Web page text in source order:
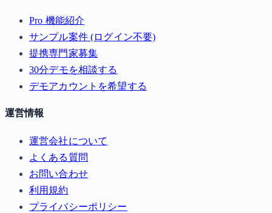
Pro 機能紹介
サンプル案件 (ログイン不要)
提携専門家募集
30分デモを相談する
デモアカウントを希望する
運営情報
運営会社について
よくある質問
お問い合わせ
利用規約
プライバシーポリシー